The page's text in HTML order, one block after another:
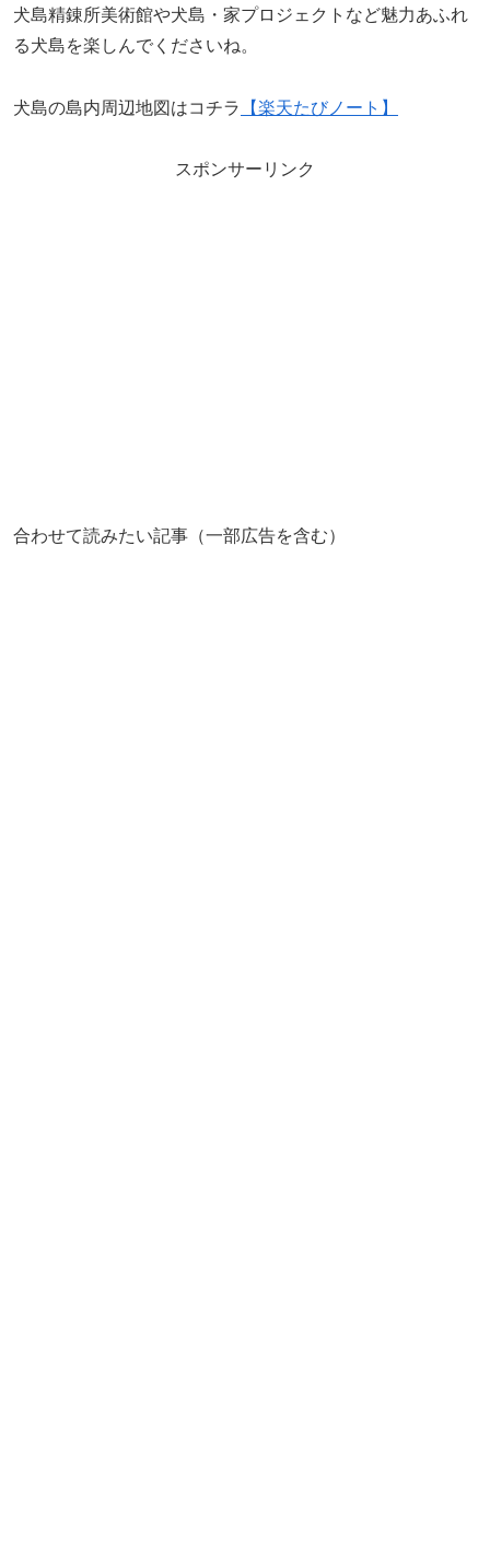
犬島精錬所美術館や犬島・家プロジェクトなど魅力あふれ
る犬島を楽しんでくださいね。
犬島の島内周辺地図はコチラ 【楽天たびノート】
スポンサーリンク
合わせて読みたい記事（一部広告を含む）